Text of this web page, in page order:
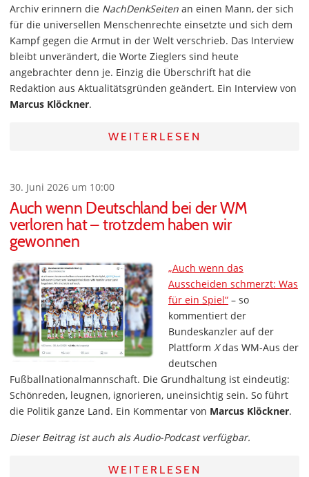
Archiv erinnern die NachDenkSeiten an einen Mann, der sich
für die universellen Menschenrechte einsetzte und sich dem
Kampf gegen die Armut in der Welt verschrieb. Das Interview
bleibt unverändert, die Worte Zieglers sind heute
angebrachter denn je. Einzig die Überschrift hat die
Redaktion aus Aktualitätsgründen geändert. Ein Interview von
Marcus Klöckner.
WEITERLESEN
30. Juni 2026 um 10:00
Auch wenn Deutschland bei der WM
verloren hat – trotzdem haben wir
gewonnen
„Auch wenn das
Ausscheiden schmerzt: Was
für ein Spiel“ – so
kommentiert der
Bundeskanzler auf der
Plattform Xdas WM-Aus der
deutschen
Fußballnationalmannschaft. Die Grundhaltung ist eindeutig:
Schönreden, leugnen, ignorieren, uneinsichtig sein. So führt
die Politik ganze Land. Ein Kommentar von Marcus Klöckner.
Dieser Beitrag ist auch als Audio-Podcast verfügbar.
WEITERLESEN